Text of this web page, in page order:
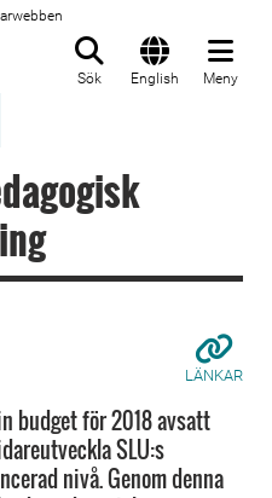
Sök English Meny
LÄNKAR
budget för 2018 avsatt
SLU:s
nivå. Genom denna